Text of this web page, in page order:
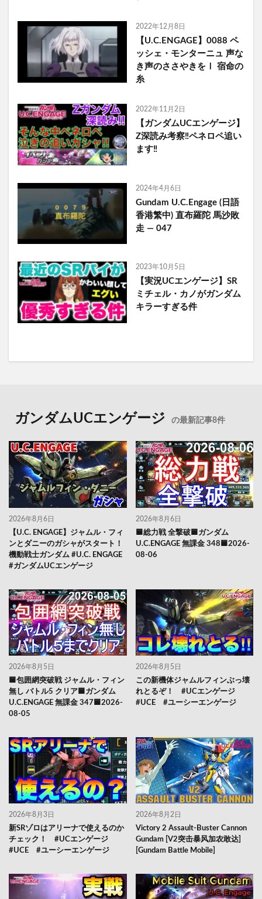
2022年12月8日
【U.C.ENGAGE】0088 ペ
ッシェ・モンターニュ 声な
き声のささやきをⅠ 宿命の
糸
2022年11月2日
【ガンダムUCエンゲージ】
Z深読み考察‼️ペネロペ追い
ます‼️
2024年4月6日
Gundam U.C.Engage (日語
香港繁中) 直布羅陀 馬沙敗
走 — 047
2023年10月5日
【実況UCエンゲージ】SR
ミチェル・カノがガンダム
キラーすぎる件
ガンダムUCエンゲージ の最新記事8件
2026年8月6日
【U.C. ENGAGE】ジャムル・フィ
ンとダニーのガシャがスタート！
機動戦士ガンダム #U.C. ENGAGE
#ガンダムUCエンゲージ
2026年8月6日
🟦総力戦 全撃破🟦ガンダム
U.C.ENGAGE 無課金 348🟦2026-
08-06
2026年8月5日
🟦包囲網突破戦 ジャムル・フィン
無し バトル5 クリア🟦ガンダム
U.C.ENGAGE 無課金 347🟦2026-
08-05
2026年8月5日
この新機体ジャムルフィンぶっ壊
れとるぞ！ #UCエンゲージ
#UCE #ユーシーエンゲージ
2026年8月3日
新SRゾロはアリーナで使えるのか
チェック！ #UCエンゲージ
#UCE #ユーシーエンゲージ
2026年8月2日
Victory 2 Assault-Buster Cannon
Gundam [V2突击暴风加农敢达]
[Gundam Battle Mobile]